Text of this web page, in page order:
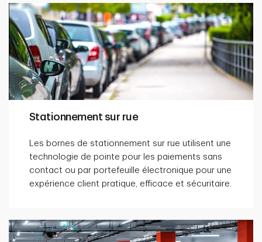
Stationnement sur rue
Les bornes de stationnement sur rue utilisent une
technologie de pointe pour les paiements sans
contact ou par portefeuille électronique pour une
expérience client pratique, efficace et sécuritaire.